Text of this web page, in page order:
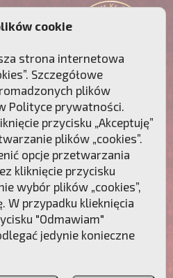
Polaków!
Przymierze
cookie
strona internetowa
Szczegółowe
plików
Polityce prywatności.
przycisku „Akceptuję”
plików „cookies”.
opcje przetwarzania
kliknięcie przycisku
wybór plików „cookies”,
W przypadku klieknięcia
"Odmawiam"
jedynie konieczne